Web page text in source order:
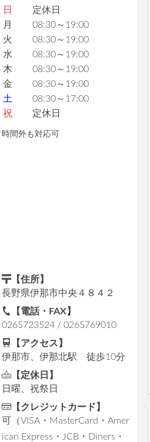
日
定休日
月
08:30～19:00
火
08:30～19:00
水
08:30～19:00
木
08:30～19:00
金
08:30～19:00
土
08:30～17:00
祝
定休日
時間外も対応可
【住所】
長野県伊那市中央４８４２
【電話・FAX】
0265723524 / 0265769010
【アクセス】
伊那市、伊那北駅 徒歩10分
【定休日】
日曜、祝祭日
【クレジットカード】
可（VISA・MasterCard・Amer
ican Express・JCB・Diners・